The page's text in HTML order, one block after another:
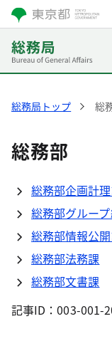
総務局トップ 総
総務部
総務部企画計
総務部グルー
総務部情報公
総務部法務課
総務部文書課
記事ID：003-001-